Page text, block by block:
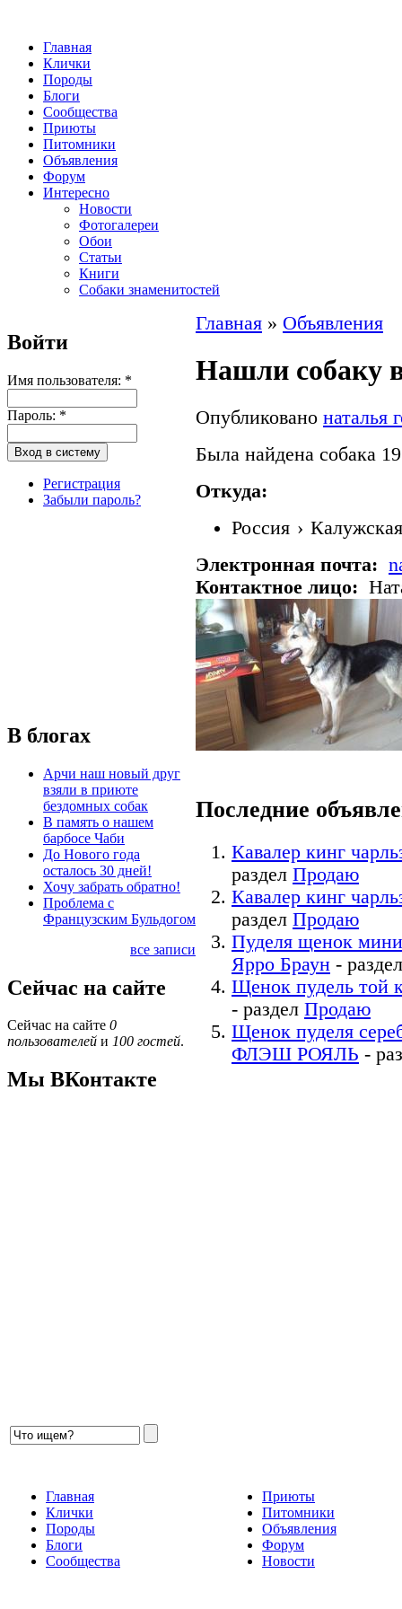
Главная
Клички
Породы
Блоги
Сообщества
Приюты
Питомники
Объявления
Форум
Интересно
Новости
Фотогалереи
Обои
Статьи
Книги
Собаки знаменитостей
Войти
Имя пользователя: *
Пароль: *
Регистрация
Забыли пароль?
В блогах
Арчи наш новый друг
взяли в приюте
бездомных собак
В память о нашем
барбосе Чаби
До Нового года
осталось 30 дней!
Хочу забрать обратно!
Проблема с
Французским Бульдогом
все записи
Сейчас на сайте
Сейчас на сайте 0
пользователей и 100 гостей.
Мы ВКонтакте
Главная » Объявления
Нашли собаку
Опубликовано наталья
Была найдена собака
Откуда:
Россия ›
Электронная почта:
Контактное лицо:
Последние
Кавалер кинг
раздел Продаю
Кавалер кинг
раздел Продаю
Пуделя щенок
Ярро Браун -
Щенок пудель той
- раздел Продаю
Щенок пуделя
ФЛЭШ РОЯЛЬ -
Главная
Клички
Породы
Блоги
Сообщества
Приюты
Питомники
Объявления
Форум
Новости